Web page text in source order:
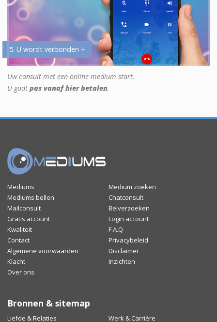
5. U wordt verbonden +
Uw consult met een online medium start.
U gaat pas vanaf hier betalen.
Mediums
Medium zoeken
Mediums bellen
Chatconsult
Mailconsult
Belverzoeken
Gratis account
Login account
Kwaliteit
F.A.Q
Contact
Privacybeleid
Algemene voorwaarden
Disclaimer
Klacht
Inzichten
Over ons
Bronnen & sitemap
Liefde & Relaties Werk & Carrière